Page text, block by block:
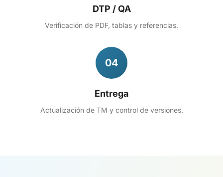
DTP / QA
Verificación de PDF, tablas y referencias.
04
Entrega
Actualización de TM y control de versiones.